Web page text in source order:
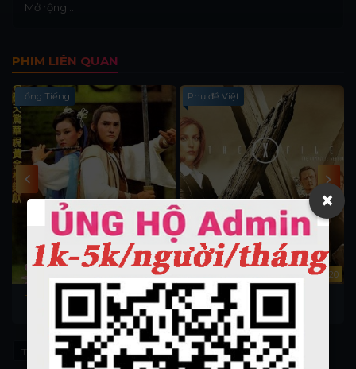
cung chủ, vì yêu hóa hận nên Yên Nguyệt ghét tất cả
Bà tìm mọi cơ hội để làm cho Yến Nam Thiên đau khổ.
Trong giang hồ lúc bấy giờ, Di Hoa Cung là nơi quyền lực
nhất và Yên Nguyệt là người sáng lập. Một lần tình cờ
Liên Tinh, sư muội của Yên Nguyệt, cứu được huynh đệ
kết nghĩa của Yến Nam Thiên là Ngọc Lan Giang Phong,
đệ nhất mĩ nam tử và đem lòng yêu anh, nhưng Giang
Phong lại đem lòng yêu Nguyệt Nô, một nô tỳ trong Di
Hoa Cung và hai người trốn khỏi Di Hoa Cung.
Mở rộng...
PHIM LIÊN QUAN
Lồng Tiếng
30/30
Thiên Tằm Biến 1984 - Phim
chưởng bộ kiếm hiệp xưa
Đài Loan
Thiên Tằm Biến 1984
Phụ đề Việt
Phần 9 - 20/20
Hồ Sơ Tuyệt Mật (phần 9)
2001 vietsub - The X File
season 9
Hồ Sơ Tuyệt Mật (phần 9)
The Legendary Siblings Tuyệt Đại Song Kiêu
×